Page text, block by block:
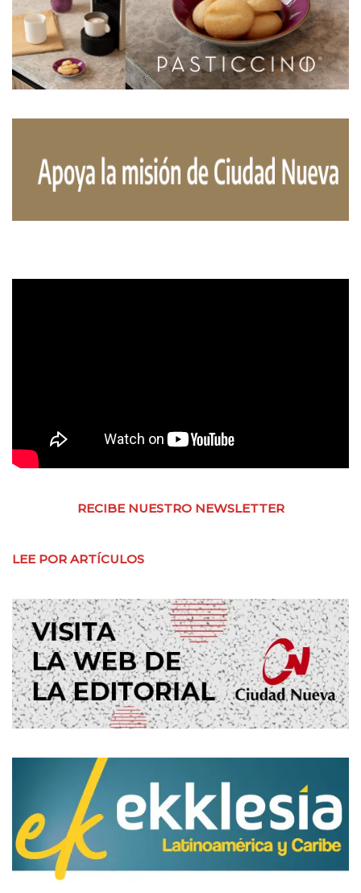
RECIBE NUESTRO NEWSLETTER
LEE POR ARTÍCULOS